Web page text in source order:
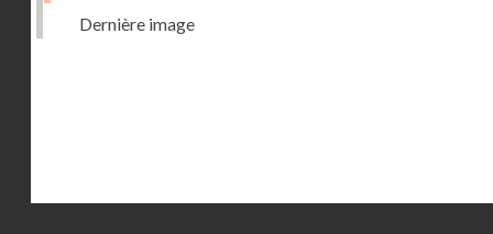
Dernière image